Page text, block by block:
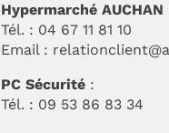
Hypermarché AUCHAN
Tél. : 04 67 11 81 10
Email :
PC Sécurité :
Tél. : 09 53 86 83 34